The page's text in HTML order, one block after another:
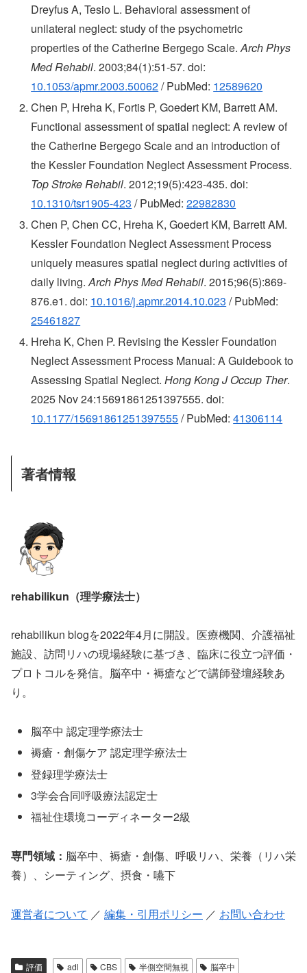
Dreyfus A, Tesio L. Behavioral assessment of
unilateral neglect: study of the psychometric
properties of the Catherine Bergego Scale.Arch Phys
Med Rehabil. 2003;84(1):51-57. doi:
10.1053/apmr.2003.50062/ PubMed: 12589620
Chen P, Hreha K, Fortis P, Goedert KM, Barrett AM.
Functional assessment of spatial neglect: A review of
the Catherine Bergego Scale and an introduction of
the Kessler Foundation Neglect Assessment Process.
Top Stroke Rehabil. 2012;19(5):423-435. doi:
10.1310/tsr1905-423 / PubMed:22982830
Chen P, Chen CC, Hreha K, Goedert KM, Barrett AM.
Kessler Foundation Neglect Assessment Process
uniquely measures spatial neglect during activities of
daily living.Arch Phys Med Rehabil. 2015;96(5):869-
876.e1. doi: 10.1016/j.apmr.2014.10.023 / PubMed:
25461827
Hreha K, Chen P. Revising the Kessler Foundation
Neglect Assessment Process Manual: A Guidebook to
Assessing Spatial Neglect.Hong Kong J Occup Ther.
2025 Nov 24:15691861251397555. doi:
10.1177/15691861251397555/ PubMed:41306114
著者情報
rehabilikun（理学療法士）
rehabilikun blogを2022年4月に開設。医療機関、介護福祉
施設、訪問リハの現場経験に基づき、臨床に役立つ評価・
プロトコルを発信。脳卒中・褥瘡などで講師登壇経験あ
り。
脳卒中 認定理学療法士
褥瘡・創傷ケア 認定理学療法士
登録理学療法士
3学会合同呼吸療法認定士
福祉住環境コーディネーター2級
専門領域： 脳卒中、褥瘡・創傷、呼吸リハ、栄養（リハ栄
養）、シーティング、摂食・嚥下
運営者について ／ 編集・引用ポリシー ／ お問い合わせ
評価 adl CBS 半側空間無視
脳卒中